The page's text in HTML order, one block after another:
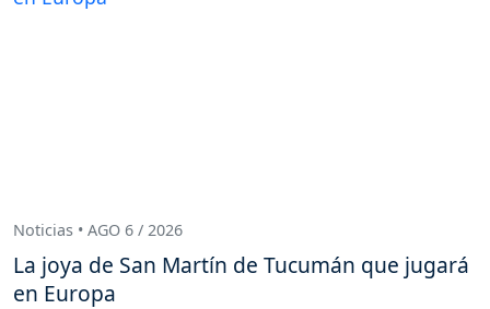
Noticias • AGO 6 / 2026
La joya de San Martín de Tucumán que jugará
en Europa